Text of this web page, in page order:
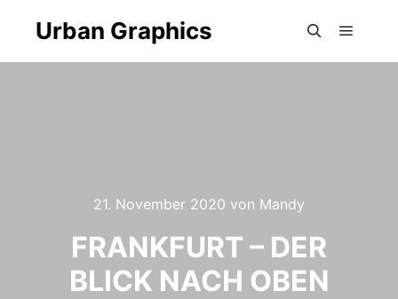
Urban Graphics
21. November 2020 von Mandy
FRANKFURT – DER
BLICK NACH OBEN